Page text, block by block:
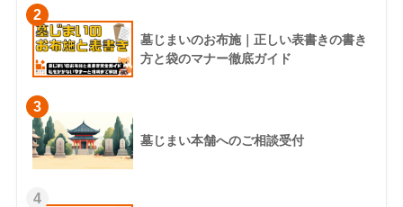
2
墓じまいのお布施｜正しい表書きの書き
方と袋のマナー徹底ガイド
3
墓じまい本舗へのご相談受付
4